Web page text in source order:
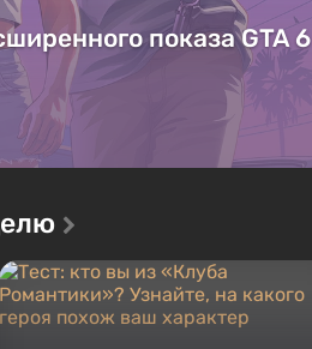
показа GTA